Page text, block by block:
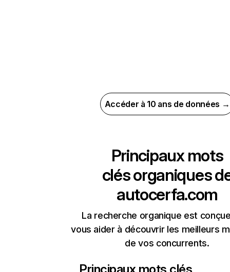
Accéder à 10 ans de données →
Principaux mots
clés organiques
autocerfa.com
La recherche organique est
vous aider à découvrir les meilleurs
de vos concurrents.